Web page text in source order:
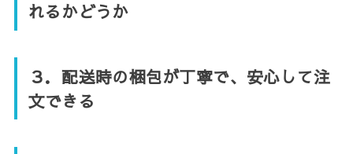
れるかどうか
３．配送時の梱包が丁寧で、安心して注
文できる